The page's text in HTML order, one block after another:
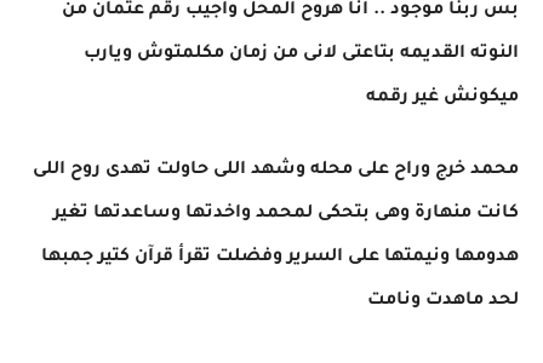
بس ربنا موجود .. انا هروح المحل واجيب رقم عثمان من
النوته القديمه بتاعتى لانى من زمان مكلمتوش ويارب
ميكونش غير رقمه
محمد خرج وراح على محله وشهد اللى حاولت تهدى روح اللى
كانت منهارة وهى بتحكى لمحمد واخدتها وساعدتها تغير
هدومها ونيمتها على السرير وفضلت تقرأ قرآن كتير جمبها
لحد ماهدت ونامت